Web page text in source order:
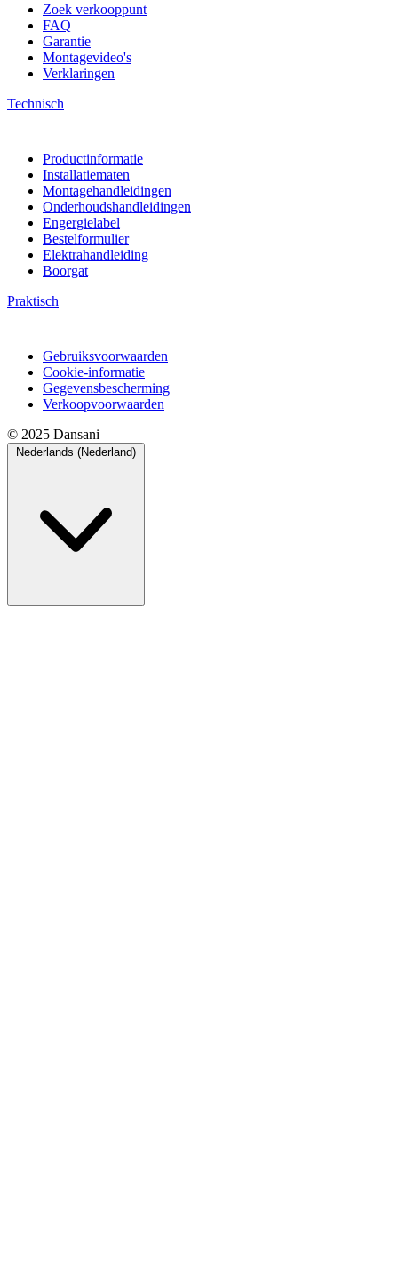
Zoek verkooppunt
FAQ
Garantie
Montagevideo's
Verklaringen
Technisch
Productinformatie
Installatiematen
Montagehandleidingen
Onderhoudshandleidingen
Engergielabel
Bestelformulier
Elektrahandleiding
Boorgat
Praktisch
Gebruiksvoorwaarden
Cookie-informatie
Gegevensbescherming
Verkoopvoorwaarden
© 2025 Dansani
Nederlands (Nederland)